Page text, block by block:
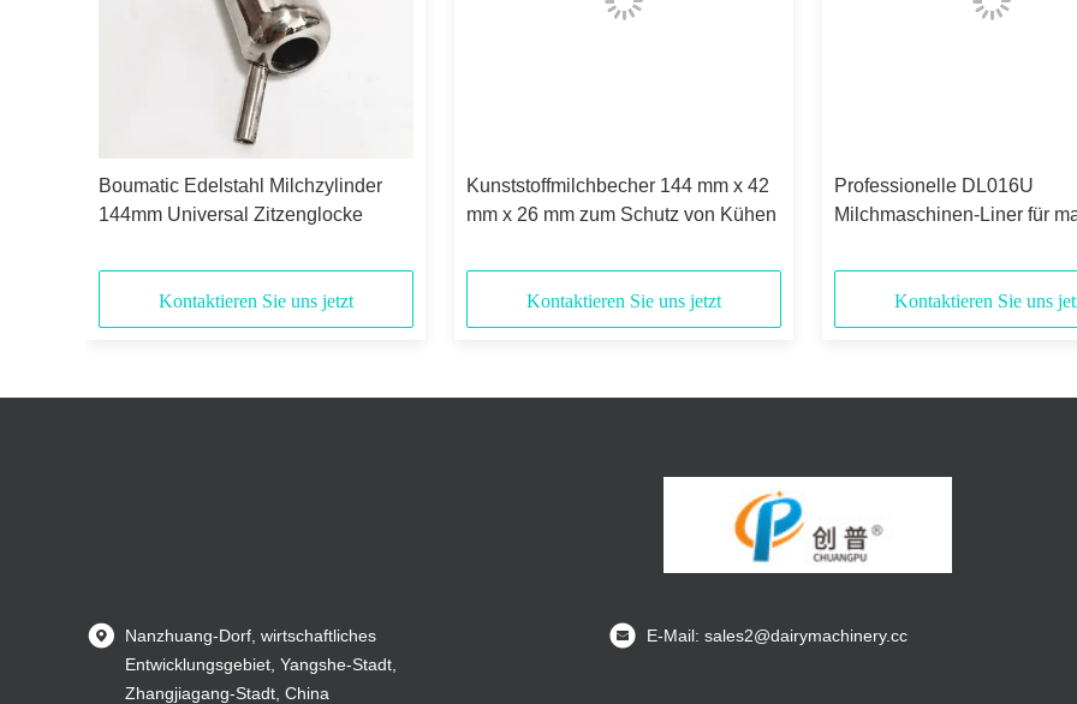
Boumatic Edelstahl Milchzylinder
144mm Universal Zitzenglocke
Kontaktieren Sie uns jetzt
Kunststoffmilchbecher 144 mm x 42
mm x 26 mm zum Schutz von Kühen
Kontaktieren Sie uns jetzt
Professionelle DL016U
Milchmaschinen-Liner für
Kontaktieren Sie uns
Nanzhuang-Dorf, wirtschaftliches
Entwicklungsgebiet, Yangshe-Stadt,
Zhangjiagang-Stadt, China
E-Mail: sales2@dairymachinery.cc